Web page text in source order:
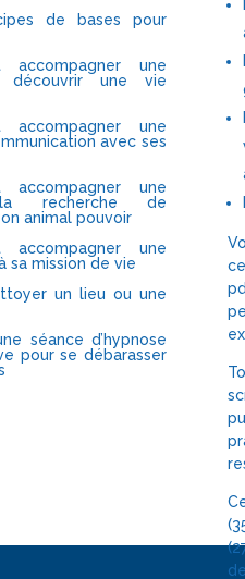
de bases pour
une
découvrir une vie
une
avec ses
une
recherche de
animal pouvoir
une
sa mission de vie
un lieu ou une
séance d’hypnose
pour se débarasser